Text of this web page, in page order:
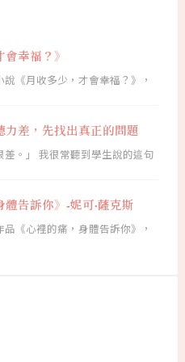
會幸福？》
《月收多少，才會幸福？》，
力差，先找出真正的問題
差。」 我很常聽到學生說的這句
體告訴你》-妮可·薩克斯
《心裡的痛，身體告訴你》，